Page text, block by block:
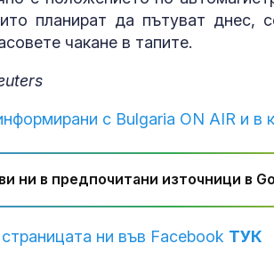
планират да пътуват днес,
чакане в тапите.
с Bulgaria ON AIR и в
ни в предпочитани източници в
ни във Facebook ТУК